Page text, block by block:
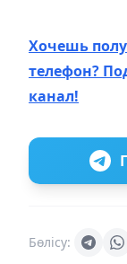
Хочешь
телефон?
канал!
Бөлісу: